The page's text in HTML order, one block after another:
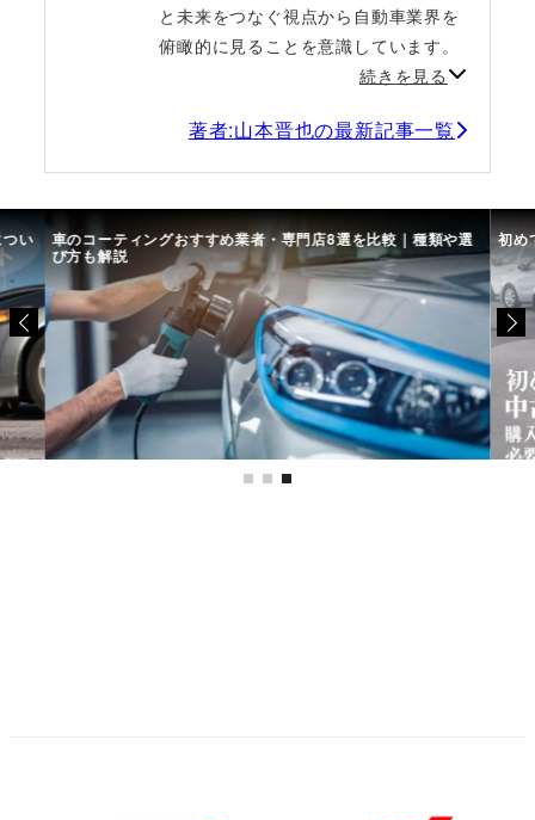
と未来をつなぐ視点から自動車業界を
俯瞰的に見ることを意識しています。
続きを見る
著者:山本晋也の最新記事一覧
い 車のコーティングおすすめ業者・専門店8選を比較｜種類や選
び方も解説
初め